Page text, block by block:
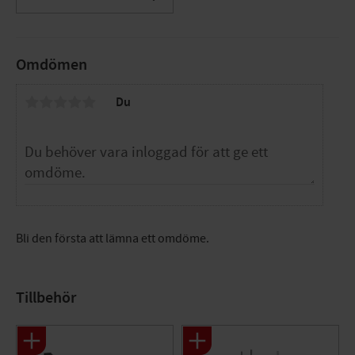
Färg rör: Vit
Med elvärmekabel: Nej
UV-resistent: Nej
Omdömen
Du
Bli den första att lämna ett omdöme.
Tillbehör